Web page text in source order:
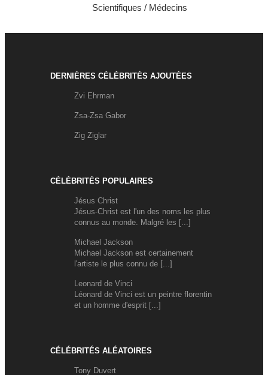
Scientifiques / Médecins
DERNIÈRES CÉLÉBRITÉS AJOUTÉES
Zvi Ehrman
Zsa-Zsa Gabor
Zig Ziglar
CÉLÉBRITÉS POPULAIRES
Jésus Christ
Jésus-Christ est l'un des noms les plus
connus au monde. Malgré les [...]
Michael Jackson
Michael Jackson est certainement
l'artiste le plus connu de [...]
Leonard de Vinci
Léonard de Vinci est un peintre florentin
et un homme d'esprit [...]
CÉLÉBRITÉS ALÉATOIRES
Tony Duvert